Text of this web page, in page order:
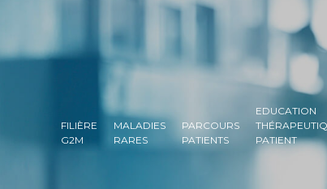
FILIÈRE
G2M
MALADIES
RARES
PARCOURS
PATIENTS
EDUCATION
PATIENT